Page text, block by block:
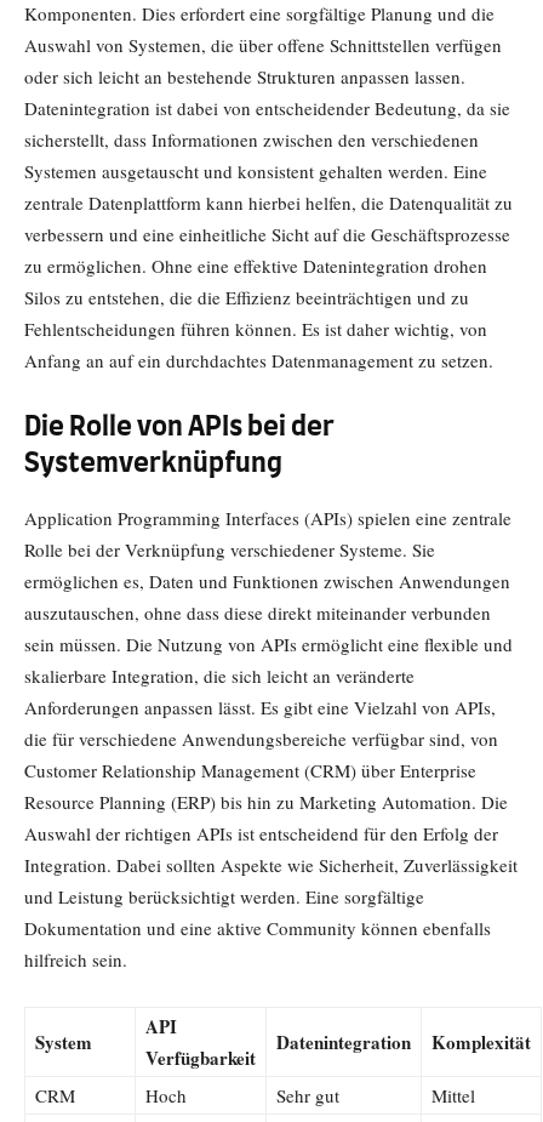
Komponenten. Dies erfordert eine sorgfältige Planung und die
Auswahl von Systemen, die über offene Schnittstellen verfügen
oder sich leicht an bestehende Strukturen anpassen lassen.
Datenintegration ist dabei von entscheidender Bedeutung, da sie
sicherstellt, dass Informationen zwischen den verschiedenen
Systemen ausgetauscht und konsistent gehalten werden. Eine
zentrale Datenplattform kann hierbei helfen, die Datenqualität zu
verbessern und eine einheitliche Sicht auf die Geschäftsprozesse
zu ermöglichen. Ohne eine effektive Datenintegration drohen
Silos zu entstehen, die die Effizienz beeinträchtigen und zu
Fehlentscheidungen führen können. Es ist daher wichtig, von
Anfang an auf ein durchdachtes Datenmanagement zu setzen.
Die Rolle von APIs bei der
Systemverknüpfung
Application Programming Interfaces (APIs) spielen eine zentrale
Rolle bei der Verknüpfung verschiedener Systeme. Sie
ermöglichen es, Daten und Funktionen zwischen Anwendungen
auszutauschen, ohne dass diese direkt miteinander verbunden
sein müssen. Die Nutzung von APIs ermöglicht eine flexible und
skalierbare Integration, die sich leicht an veränderte
Anforderungen anpassen lässt. Es gibt eine Vielzahl von APIs,
die für verschiedene Anwendungsbereiche verfügbar sind, von
Customer Relationship Management (CRM) über Enterprise
Resource Planning (ERP) bis hin zu Marketing Automation. Die
Auswahl der richtigen APIs ist entscheidend für den Erfolg der
Integration. Dabei sollten Aspekte wie Sicherheit, Zuverlässigkeit
und Leistung berücksichtigt werden. Eine sorgfältige
Dokumentation und eine aktive Community können ebenfalls
hilfreich sein.
System
API
Verfügbarkeit
Datenintegration Komplexität
CRM Hoch Sehr gut
Mittel